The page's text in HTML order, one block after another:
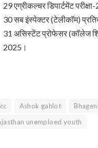
29 एग्रीकल्चर डिपार्टमेंट
30 सब इंस्पेक्टर (टेलीकॉम)
31 असिस्टेंट प्रोफेसर (कॉलेज
2025।
Ashok gahlot
unemploed youth